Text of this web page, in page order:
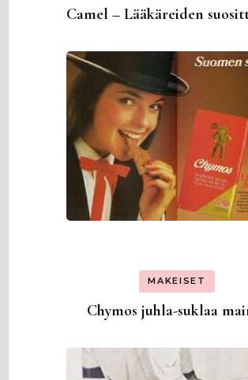
Camel – Lääkäreiden
MAKEISET
Chymos juhla-suklaa